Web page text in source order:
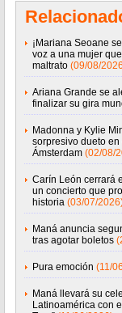
¡Mariana Seoane
voz a una mujer
maltrato (09/08/
Ariana Grande se
finalizar su gira
Madonna y Kylie
sorpresivo dueto
Ámsterdam (02/08/
Carín León cerrará
un concierto que
historia (03/07/
Maná anuncia
tras agotar boletos
Pura emoción (11/
Maná llevará su
Latinoamérica con